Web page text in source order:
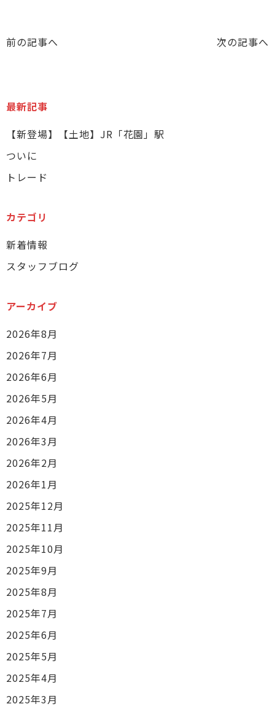
前の記事へ 次の記事へ
最新記事
【新登場】【土地】JR「花園」駅
ついに
トレード
カテゴリ
新着情報
スタッフブログ
アーカイブ
2026年8月
2026年7月
2026年6月
2026年5月
2026年4月
2026年3月
2026年2月
2026年1月
2025年12月
2025年11月
2025年10月
2025年9月
2025年8月
2025年7月
2025年6月
2025年5月
2025年4月
2025年3月